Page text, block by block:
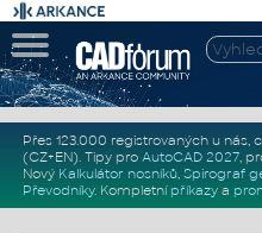
Přes 123.000 registrovaných u nás,
(CZ+EN). Tipy pro AutoCAD 2027,
Nový Kalkulátor nosníků, Spirograf
Převodníky. Kompletní příkazya